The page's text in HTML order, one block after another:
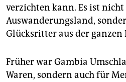
verzichten kann. Es ist
Auswanderungsland,
Glücksritter aus der ganzen
Früher war Gambia
Waren, sondern auch für